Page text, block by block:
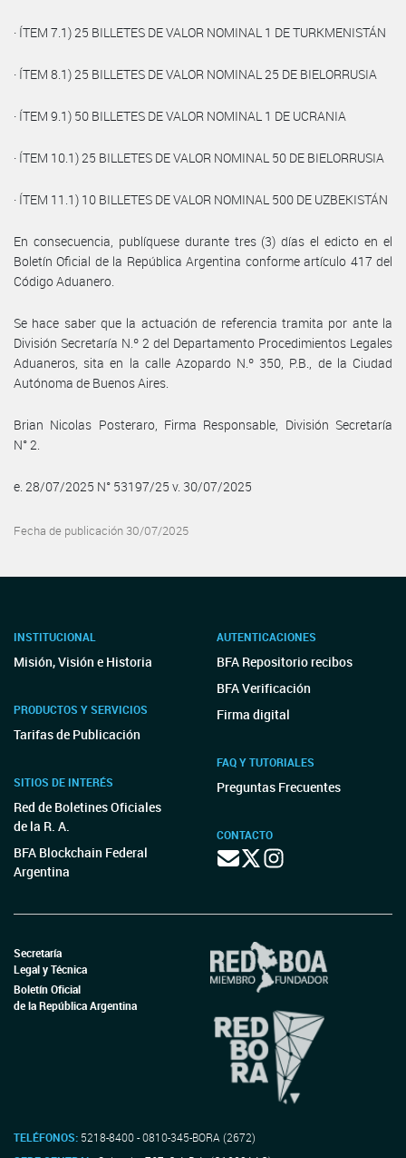
· ÍTEM 7.1) 25 BILLETES DE VALOR NOMINAL 1 DE TURKMENISTÁN
· ÍTEM 8.1) 25 BILLETES DE VALOR NOMINAL 25 DE BIELORRUSIA
· ÍTEM 9.1) 50 BILLETES DE VALOR NOMINAL 1 DE UCRANIA
· ÍTEM 10.1) 25 BILLETES DE VALOR NOMINAL 50 DE BIELORRUSIA
· ÍTEM 11.1) 10 BILLETES DE VALOR NOMINAL 500 DE UZBEKISTÁN
En consecuencia, publíquese durante tres (3) días el edicto en el
Boletín Oficial de la República Argentina conforme artículo 417 del
Código Aduanero.
Se hace saber que la actuación de referencia tramita por ante la
División Secretaría N.º 2 del Departamento Procedimientos Legales
Aduaneros, sita en la calle Azopardo N.º 350, P.B., de la Ciudad
Autónoma de Buenos Aires.
Brian Nicolas Posteraro, Firma Responsable, División Secretaría
N° 2.
e. 28/07/2025 N° 53197/25 v. 30/07/2025
Fecha de publicación 30/07/2025
INSTITUCIONAL
Misión, Visión e Historia
PRODUCTOS Y SERVICIOS
Tarifas de Publicación
SITIOS DE INTERÉS
Red de Boletines Oficiales
de la R. A.
BFA Blockchain Federal
Argentina
AUTENTICACIONES
BFA Repositorio recibos
BFA Verificación
Firma digital
FAQ Y TUTORIALES
Preguntas Frecuentes
CONTACTO
Secretaría
Legal y Técnica
Boletín Oficial
de la República Argentina
TELÉFONOS: 5218-8400 - 0810-345-BORA (2672)